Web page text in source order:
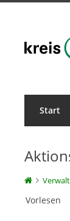
Start
Vorlesen